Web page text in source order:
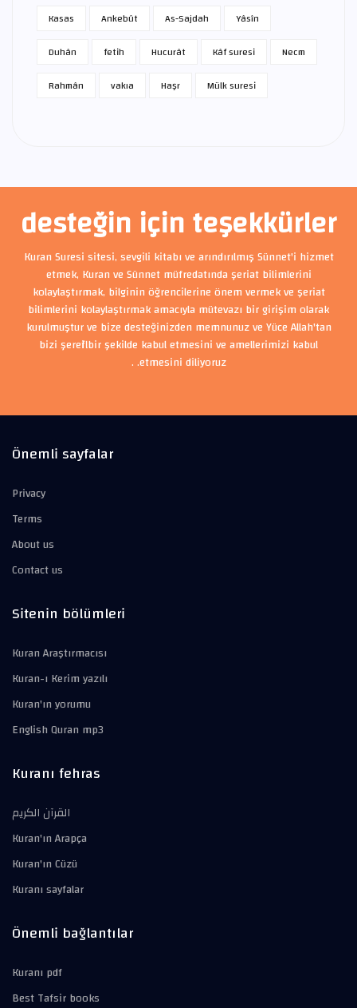
Kasas
Ankebût As-Sajdah
Yâsîn
Duhân
fetih Hucurât Kâf suresi
Necm
Rahmân
vakıa Haşr Mülk suresi
desteğin için teşekkürler
Kuran Suresi sitesi, sevgili kitabı ve arındırılmış Sünnet'i hizmet
etmek, Kuran ve Sünnet müfredatında şeriat bilimlerini
kolaylaştırmak, bilginin öğrencilerine önem vermek ve şeriat
bilimlerini kolaylaştırmak amacıyla mütevazı bir girişim olarak
kurulmuştur ve bize desteğinizden memnunuz ve Yüce Allah'tan
bizi şerefli bir şekilde kabul etmesini ve amellerimizi kabul
etmesini diliyoruz. .
Önemli sayfalar
Privacy
Terms
About us
Contact us
Sitenin bölümleri
Kuran Araştırmacısı
Kuran-ı Kerim yazılı
Kuran'ın yorumu
English Quran mp3
Kuranı fehras
القرآن الكريم
Kuran'ın Arapça
Kuran'ın Cüzü
Kuranı sayfalar
Önemli bağlantılar
Kuranı pdf
Best Tafsir books